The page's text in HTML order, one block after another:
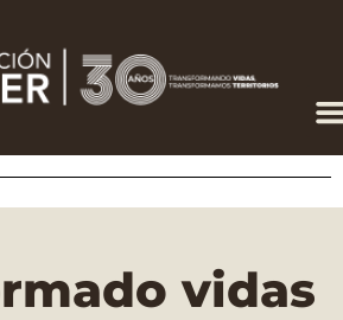
el
vidas